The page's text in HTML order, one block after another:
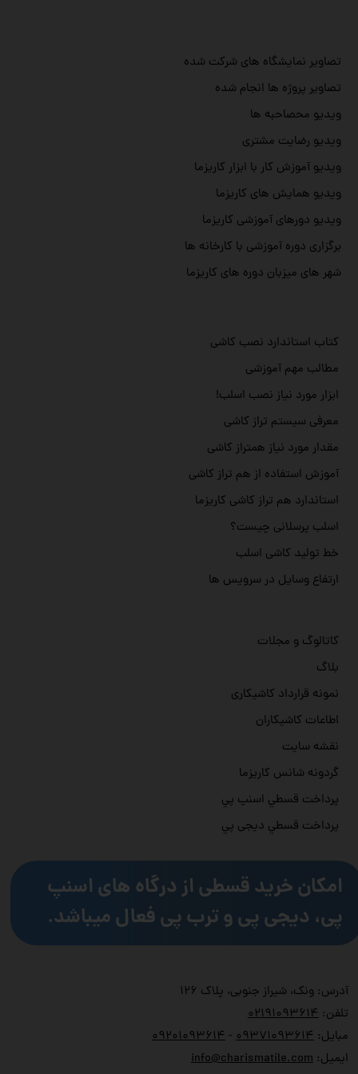
آدرس: ونک، شیراز جنوبی، پلاک ۱۲۶
تلفن:
۰۲۱۹۱۰۹۳۶۱۴
مبایل:
۰۹۳۷۱۰۹۳۶۱۴ - ۰۹۲۰۱۰۹۳۶۱۴
ایمیل:info@charismatile.com
تصاویر نمایشگاه های شرکت شده
تصاویر پروژه ها انجام شده
ویدیو محصاحبه ها
ویدیو رضایت مشتری
ویدیو آموزش کار با ابزار کاریزما
ویدیو همایش های کاریزما
ویدیو دورهای آموزشی کاریزما
برگزاری دوره آموزشی با کارخانه ها
شهر های میزبان دوره های کاریزما
کاتالوگ و مجلات
بلاگ
نمونه قرارداد کاشیکاری
اطاعات کاشیکاران
نقشه سایت
گردونه شانس کاریزما
پرداخت قسطي اسنپ پي
پرداخت قسطي دیجی پي
کتاب استاندارد نصب کاشی
مطالب مهم آموزشی
ابزار مورد نیاز نصب اسلب!
معرفی سیستم تراز کاشی
مقدار مورد نیاز همتراز کاشی
آموزش استفاده از هم تراز کاشی
استاندارد هم تراز کاشی کاریزما
اسلب پرسلانی چیست؟
خط تولید کاشی اسلب
ارتفاع وسایل در سرویس ها
امکان خرید قسطی از درگاه های اسنپ
پی، دیجی پی و ترب پی فعال میباشد.